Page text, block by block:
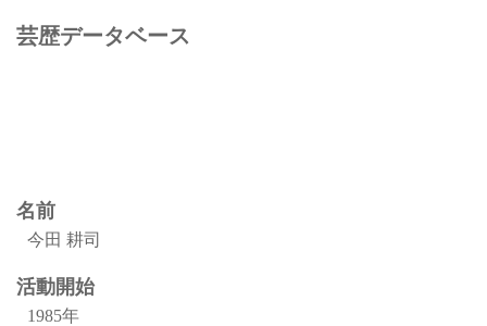
芸歴データベース
名前
今田 耕司
活動開始
1985年